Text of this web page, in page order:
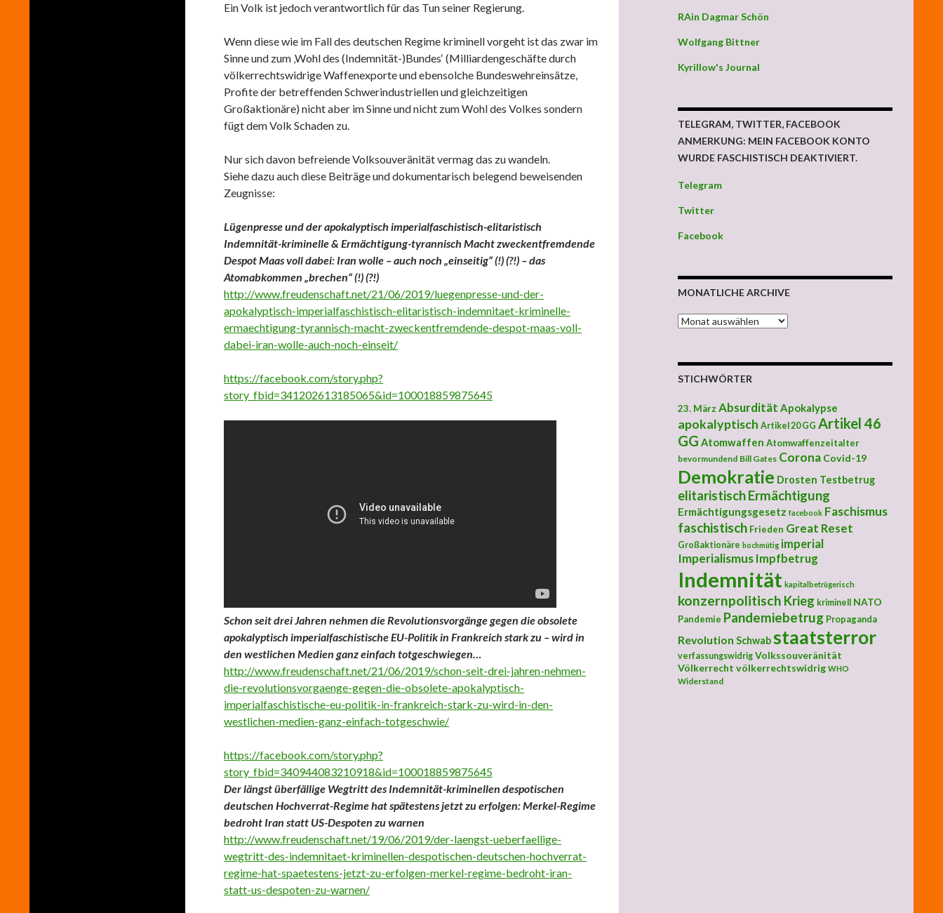
Ein Volk ist jedoch verantwortlich für das Tun seiner Regierung.
Wenn diese wie im Fall des deutschen Regime kriminell vorgeht ist das zwar im
Sinne und zum ‚Wohl des (Indemnität-)Bundes‘ (Milliardengeschäfte durch
völkerrechtswidrige Waffenexporte und ebensolche Bundeswehreinsätze,
Profite der betreffenden Schwerindustriellen und gleichzeitigen
Großaktionäre) nicht aber im Sinne und nicht zum Wohl des Volkes sondern
fügt dem Volk Schaden zu.
Nur sich davon befreiende Volksouveränität vermag das zu wandeln.
Siehe dazu auch diese Beiträge und dokumentarisch belegend beweisenden
Zeugnisse:
Lügenpresse und der apokalyptisch imperialfaschistisch-elitaristisch
Indemnität-kriminelle & Ermächtigung-tyrannisch Macht zweckentfremdende
Despot Maas voll dabei: Iran wolle – auch noch „einseitig“ (!) (?!) – das
Atomabkommen „brechen“ (!) (?!)
http://www.freudenschaft.net/21/06/2019/luegenpresse-und-der-
apokalyptisch-imperialfaschistisch-elitaristisch-indemnitaet-kriminelle-
ermaechtigung-tyrannisch-macht-zweckentfremdende-despot-maas-voll-
dabei-iran-wolle-auch-noch-einseit/
https://facebook.com/story.php?
story_fbid=341202613185065&id=100018859875645
Schon seit drei Jahren nehmen die Revolutionsvorgänge gegen die obsolete
apokalyptisch imperialfaschistische EU-Politik in Frankreich stark zu – wird in
den westlichen Medien ganz einfach totgeschwiegen…
http://www.freudenschaft.net/21/06/2019/schon-seit-drei-jahren-nehmen-
die-revolutionsvorgaenge-gegen-die-obsolete-apokalyptisch-
imperialfaschistische-eu-politik-in-frankreich-stark-zu-wird-in-den-
westlichen-medien-ganz-einfach-totgeschwie/
https://facebook.com/story.php?
story_fbid=340944083210918&id=100018859875645
Der längst überfällige Wegtritt des Indemnität-kriminellen despotischen
deutschen Hochverrat-Regime hat spätestens jetzt zu erfolgen: Merkel-Regime
bedroht Iran statt US-Despoten zu warnen
http://www.freudenschaft.net/19/06/2019/der-laengst-ueberfaellige-
wegtritt-des-indemnitaet-kriminellen-despotischen-deutschen-hochverrat-
regime-hat-spaetestens-jetzt-zu-erfolgen-merkel-regime-bedroht-iran-
statt-us-despoten-zu-warnen/
RAin Dagmar Schön
Wolfgang Bittner
Kyrillow's Journal
TELEGRAM, TWITTER, FACEBOOK
ANMERKUNG: MEIN FACEBOOK KONTO
WURDE FASCHISTISCH DEAKTIVIERT.
Telegram
Twitter
Facebook
MONATLICHE ARCHIVE
MONATLICHE ARCHIVE
STICHWÖRTER
23. März Absurdität Apokalypse
apokalyptisch Artikel 20 GG Artikel 46
GG Atomwaffen Atomwaffenzeitalter
bevormundend Bill Gates Corona Covid-19
Demokratie Drosten Testbetrug
elitaristischErmächtigung
Ermächtigungsgesetz facebook Faschismus
faschistisch Frieden Great Reset
Großaktionäre hochmütig imperial
Imperialismus Impfbetrug
Indemnität kapitalbetrügerisch
konzernpolitisch Krieg kriminell
NATO
Pandemie Pandemiebetrug Propaganda
Revolution Schwabstaatsterror
verfassungswidrig Volkssouveränität
Völkerrecht völkerrechtswidrig WHO
Widerstand